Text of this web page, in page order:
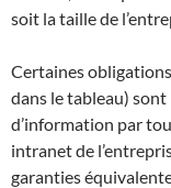
soit la taille de
Certaines
dans le tableau)
d’information par
intranet de
garanties